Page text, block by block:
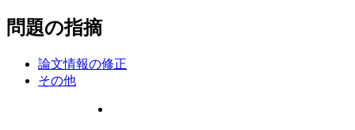
問題の指摘
論文情報の修正
その他